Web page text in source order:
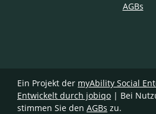
AGBs
Ein Projekt der myAbility Social
Entwickelt durch jobiqo | Bei
stimmen Sie den AGBs zu.